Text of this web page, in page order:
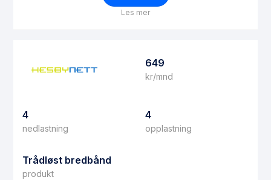
Les mer
649
kr/mnd
4
nedlastning
4
opplastning
Trådløst bredbånd
produkt